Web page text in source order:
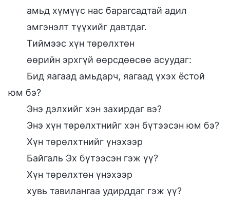
амьд хүмүүс нас барагсадтай адил
эмгэнэлт түүхийг давтдаг.
Тиймээс хүн төрөлхтөн
өөрийн эрхгүй өөрсдөөсөө асуудаг:
Бид яагаад амьдарч, яагаад үхэх ёстой
юм бэ?
Энэ дэлхийг хэн захирдаг вэ?
Энэ хүн төрөлхтнийг хэн бүтээсэн юм бэ?
Хүн төрөлхтнийг үнэхээр
Байгаль Эх бүтээсэн гэж үү?
Хүн төрөлхтөн үнэхээр
хувь тавилангаа удирддаг гэж үү?